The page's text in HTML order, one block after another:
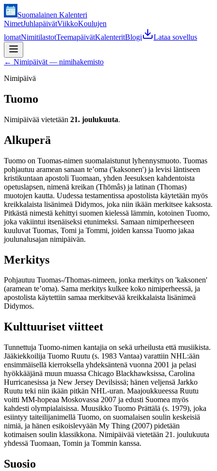
Suomalainen Kalenteri
NimetJuhlapäivätViikkoKoulujen
lomatNimitilastotTeemapäivätKalenteritBlogi Lataa sovellus
← Nimipäivät — nimihakemisto
Nimipäivä
Tuomo
Nimipäivää vietetään 21. joulukuuta.
Alkuperä
Tuomo on Tuomas-nimen suomalaistunut lyhennysmuoto. Tuomas
pohjautuu aramean sanaan teʼoma ('kaksonen') ja levisi läntiseen
kristikuntaan apostoli Tuomaan, yhden Jeesuksen kahdentoista
opetuslapsen, nimenä kreikan (Thōmâs) ja latinan (Thomas)
muotojen kautta. Uudessa testamentissa apostolista käytetään myös
kreikkalaista lisänimeä Didymos, joka niin ikään merkitsee kaksosta.
Pitkästä nimestä kehittyi suomen kielessä lämmin, kotoinen Tuomo,
joka vakiintui itsenäiseksi etunimeksi. Samaan nimiperheeseen
kuuluvat Tuomas, Tomi ja Tommi, joiden kanssa Tuomo jakaa
joulunalusajan nimipäivän.
Merkitys
Pohjautuu Tuomas-/Thomas-nimeen, jonka merkitys on 'kaksonen'
(aramean teʼoma). Sama merkitys kulkee koko nimiperheessä, ja
apostolista käytettiin samaa merkitsevää kreikkalaista lisänimeä
Didymos.
Kulttuuriset viitteet
Tunnettuja Tuomo-nimen kantajia on sekä urheilusta että musiikista.
Jääkiekkoilija Tuomo Ruutu (s. 1983 Vantaa) varattiin NHL:ään
ensimmäisellä kierroksella yhdeksäntenä vuonna 2001 ja pelasi
hyökkääjänä muun muassa Chicago Blackhawksissa, Carolina
Hurricanesissa ja New Jersey Devilsissä; hänen veljensä Jarkko
Ruutu teki niin ikään pitkän NHL-uran. Maajoukkueessa Ruutu
voitti MM-hopeaa Moskovassa 2007 ja edusti Suomea myös
kahdesti olympialaisissa. Muusikko Tuomo Prättälä (s. 1979), joka
esiintyy taiteilijanimellä Tuomo, on suomalaisen soulin keskeisiä
nimiä, ja hänen esikoislevyään My Thing (2007) pidetään
kotimaisen soulin klassikkona. Nimipäivää vietetään 21. joulukuuta
yhdessä Tuomaan, Tomin ja Tommin kanssa.
Suosio